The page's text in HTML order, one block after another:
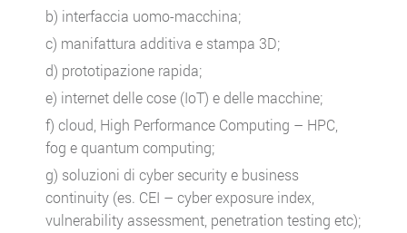
b) interfaccia uomo-macchina;
c) manifattura additiva e stampa 3D;
d) prototipazione rapida;
e) internet delle cose (IoT) e delle macchine;
f) cloud, High Performance Computing – HPC,
fog e quantum computing;
g) soluzioni di cyber security e business
continuity (es. CEI – cyber exposure index,
vulnerability assessment, penetration testing etc);